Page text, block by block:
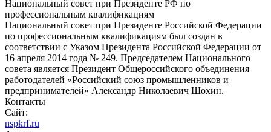
Национальный совет при Президенте РФ по
профессиональным квалификациям
Национальный совет при Президенте Российской Федерации
по профессиональным квалификациям был создан в
соответствии с Указом Президента Российской Федерации от
16 апреля 2014 года № 249. Председателем Национального
совета является Президент Общероссийского объединения
работодателей «Российский союз промышленников и
предпринимателей» Александр Николаевич Шохин.
Контакты
Сайт:
nspkrf.ru